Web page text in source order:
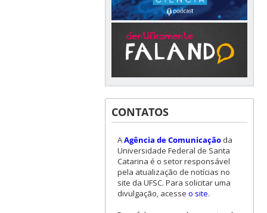
CONTATOS
AAgência de Comunicaçãoda
Universidade Federal de Santa
Catarina é o setor responsável
pela atualização de notícias no
site da UFSC. Para solicitar uma
divulgação, acesse o site.